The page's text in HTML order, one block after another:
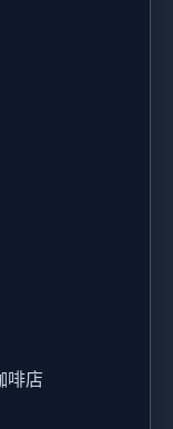
啡店